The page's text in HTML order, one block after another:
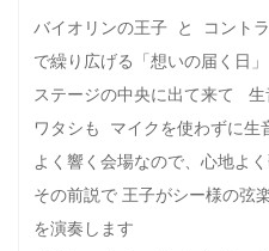
バイオリンの王子 と コント
で繰り広げる「想いの届く日」
ステージの中央に出て来て 生
ワタシも マイクを使わずに生
よく響く会場なので、心地よ
その前説で 王子がシー様の弦
を演奏します